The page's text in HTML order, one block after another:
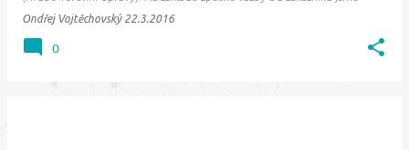
postupně dospěli k závěru, že tuto šablonu již nebudeme nabízet
samostatně, ale stane se …
Ondřej Vojtěchovský 22.3.2016
0